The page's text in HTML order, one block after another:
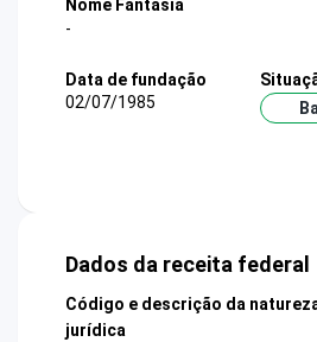
Nome Fantasia
-
Data de fundação
02/07/1985
Dados da receita federal
Código e descrição da
jurídica